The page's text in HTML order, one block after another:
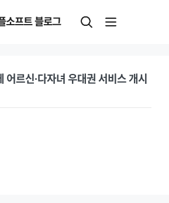
소프트 블로그
어르신·다자녀 우대권 서비스 개시